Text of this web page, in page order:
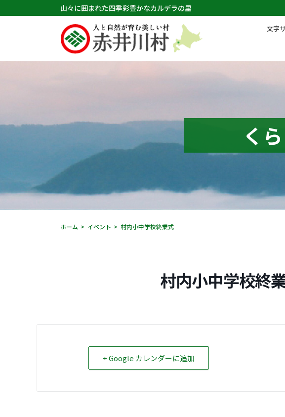
山々に囲まれた四季彩豊かなカルデラの里
文字
く
ホーム イベント 村内小中学校終業式
村内小中学校終
+ Google カレンダーに追加